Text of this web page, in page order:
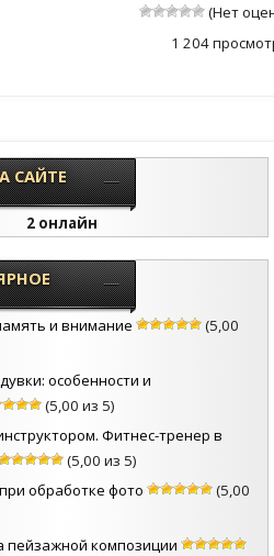
(Нет
1 204
САЙТЕ
2 онлайн
и внимание
(5,00
особенности и
(5,00 из 5)
Фитнес-тренер в
(5,00 из 5)
обработке фото
(5,00
пейзажной композиции